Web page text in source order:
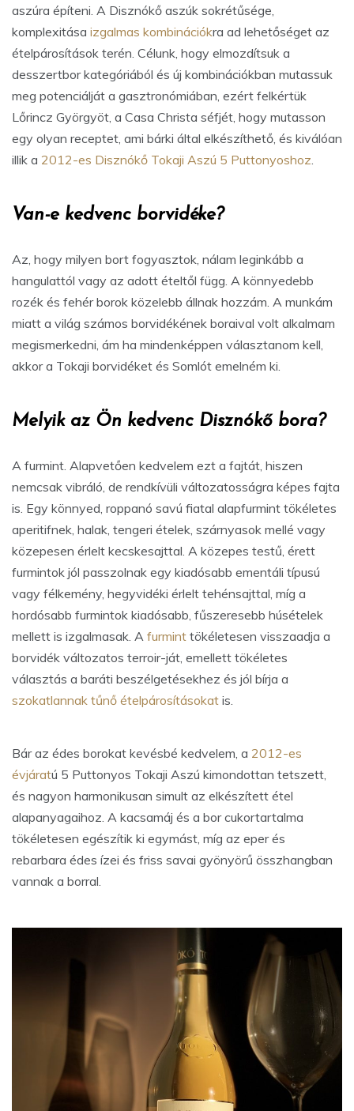
aszúra építeni. A Disznókő aszúk sokrétűsége,
komplexitása izgalmas kombinációkra ad lehetőséget az
ételpárosítások terén. Célunk, hogy elmozdítsuk a
desszertbor kategóriából és új kombinációkban mutassuk
meg potenciálját a gasztronómiában, ezért felkértük
Lőrincz Györgyöt, a Casa Christa séfjét, hogy mutasson
egy olyan receptet, ami bárki által elkészíthető, és kiválóan
illik a 2012-es Disznókő Tokaji Aszú 5 Puttonyoshoz.
Van-e kedvenc borvidéke?
Az, hogy milyen bort fogyasztok, nálam leginkább a
hangulattól vagy az adott ételtől függ. A könnyedebb
rozék és fehér borok közelebb állnak hozzám. A munkám
miatt a világ számos borvidékének boraival volt alkalmam
megismerkedni, ám ha mindenképpen választanom kell,
akkor a Tokaji borvidéket és Somlót emelném ki.
Melyik az Ön kedvenc Disznókő bora?
A furmint. Alapvetően kedvelem ezt a fajtát, hiszen
nemcsak vibráló, de rendkívüli változatosságra képes fajta
is. Egy könnyed, roppanó savú fiatal alapfurmint tökéletes
aperitifnek, halak, tengeri ételek, szárnyasok mellé vagy
közepesen érlelt kecskesajttal. A közepes testű, érett
furmintok jól passzolnak egy kiadósabb ementáli típusú
vagy félkemény, hegyvidéki érlelt tehénsajttal, míg a
hordósabb furmintok kiadósabb, fűszeresebb húsételek
mellett is izgalmasak. A furmint tökéletesen visszaadja a
borvidék változatos terroir-ját, emellett tökéletes
választás a baráti beszélgetésekhez és jól bírja a
szokatlannak tűnő ételpárosításokat is.
Bár az édes borokat kevésbé kedvelem, a 2012-es
évjáratú 5 Puttonyos Tokaji Aszú kimondottan tetszett,
és nagyon harmonikusan simult az elkészített étel
alapanyagaihoz. A kacsamáj és a bor cukortartalma
tökéletesen egészítik ki egymást, míg az eper és
rebarbara édes ízei és friss savai gyönyörű összhangban
vannak a borral.